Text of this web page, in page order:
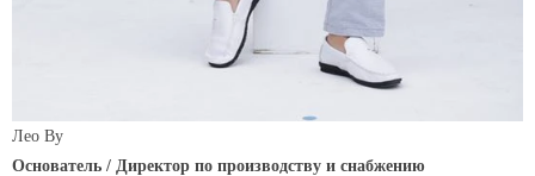
Лео Ву
Основатель / Директор по производству и снабжению